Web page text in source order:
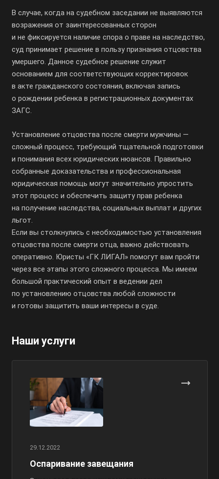
В случае, когда на судебном заседании не выявляются
возражения от заинтересованных сторон
и не фиксируется наличие спора о праве на наследство,
суд принимает решение в пользу признания отцовства
умершего. Данное судебное решение служит
основанием для соответствующих корректировок
в акте гражданского состояния, включая запись
о рождении ребенка в регистрационных документах
ЗАГС.
Установление отцовства после смерти мужчины —
сложный процесс, требующий тщательной подготовки
и понимания всех юридических нюансов. Правильно
собранные доказательства и профессиональная
юридическая помощь могут значительно упростить
этот процесс и обеспечить защиту прав ребенка
на получение наследства, социальных выплат и других
льгот.
Если вы столкнулись с необходимостью установления
отцовства после смерти отца, важно действовать
оперативно. Юристы «ГК ЛИГАЛ» помогут вам пройти
через все этапы этого сложного процесса. Мы имеем
большой практический опыт в ведении дел
по установлению отцовства любой сложности
и готовы защитить ваши интересы в суде.
Наши услуги
29.12.2022
Оспаривание завещания